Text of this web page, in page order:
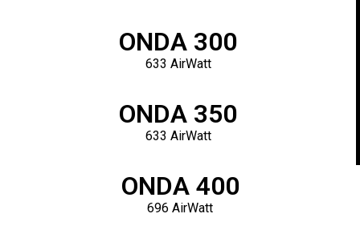
ONDA 300
633 AirWatt
ONDA 350
633 AirWatt
ONDA 400
696 AirWatt